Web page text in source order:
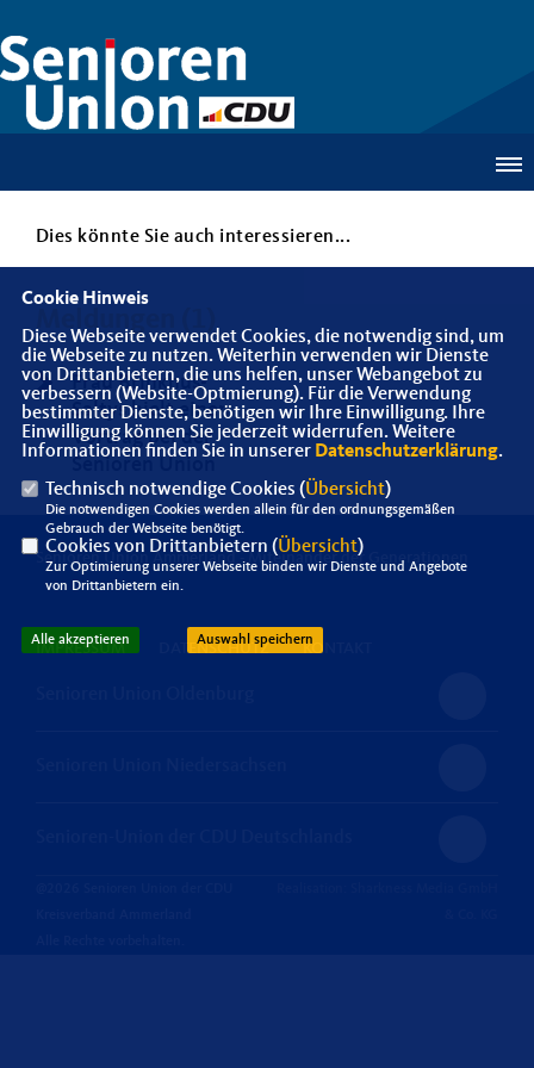
Dies könnte Sie auch interessieren...
Meldungen (1)
Frau Brinkhus-
Saltys hielt einen
Vortrag bei der
Senioren Union Ammerland - Miteinander der Generationen
IMPRESSUM DATENSCHUTZ KONTAKT
Cookie Hinweis
Diese Webseite verwendet Cookies, die notwendig sind, um
die Webseite zu nutzen. Weiterhin verwenden wir Dienste
von Drittanbietern, die uns helfen, unser Webangebot zu
verbessern (Website-Optmierung). Für die Verwendung
bestimmter Dienste, benötigen wir Ihre Einwilligung. Ihre
Einwilligung können Sie jederzeit widerrufen. Weitere
Informationen finden Sie in unserer Datenschutzerklärung.
Technisch notwendige Cookies (Übersicht)
Die notwendigen Cookies werden allein für den ordnungsgemäßen
Gebrauch der Webseite benötigt.
Cookies von Drittanbietern (Übersicht)
Zur Optimierung unserer Webseite binden wir Dienste und Angebote
von Drittanbietern ein.
Alle akzeptieren Auswahl speichern